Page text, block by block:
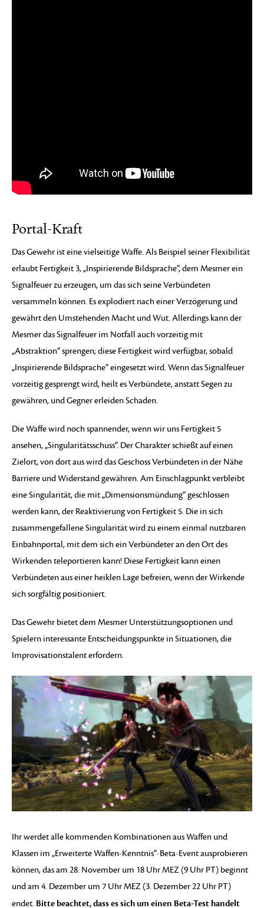
Portal-Kraft
Das Gewehr ist eine vielseitige Waffe. Als Beispiel seiner Flexibilität
erlaubt Fertigkeit 3, „Inspirierende Bildsprache“, dem Mesmer ein
Signalfeuer zu erzeugen, um das sich seine Verbündeten
versammeln können. Es explodiert nach einer Verzögerung und
gewährt den Umstehenden Macht und Wut. Allerdings kann der
Mesmer das Signalfeuer im Notfall auch vorzeitig mit
„Abstraktion“ sprengen; diese Fertigkeit wird verfügbar, sobald
„Inspirierende Bildsprache“ eingesetzt wird. Wenn das Signalfeuer
vorzeitig gesprengt wird, heilt es Verbündete, anstatt Segen zu
gewähren, und Gegner erleiden Schaden.
Die Waffe wird noch spannender, wenn wir uns Fertigkeit 5
ansehen, „Singularitätsschuss“. Der Charakter schießt auf einen
Zielort, von dort aus wird das Geschoss Verbündeten in der Nähe
Barriere und Widerstand gewähren. Am Einschlagpunkt verbleibt
eine Singularität, die mit „Dimensionsmündung“ geschlossen
werden kann, der Reaktivierung von Fertigkeit 5. Die in sich
zusammengefallene Singularität wird zu einem einmal nutzbaren
Einbahnportal, mit dem sich ein Verbündeter an den Ort des
Wirkenden teleportieren kann! Diese Fertigkeit kann einen
Verbündeten aus einer heiklen Lage befreien, wenn der Wirkende
sich sorgfältig positioniert.
Das Gewehr bietet dem Mesmer Unterstützungsoptionen und
Spielern interessante Entscheidungspunkte in Situationen, die
Improvisationstalent erfordern.
Ihr werdet alle kommenden Kombinationen aus Waffen und
Klassen im „Erweiterte Waffen-Kenntnis“-Beta-Event ausprobieren
können, das am 28. November um 18 Uhr MEZ (9 Uhr PT) beginnt
und am 4. Dezember um 7 Uhr MEZ (3. Dezember 22 Uhr PT)
endet. Bitte beachtet, dass es sich um einen Beta-Test handelt